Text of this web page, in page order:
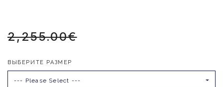
2,255.00€
ВЫБЕРИТЕ РАЗМЕР
--- Please Select ---